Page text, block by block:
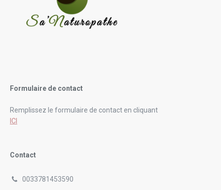
Formulaire de contact
Remplissez le formulaire de contact en cliquant
ICI
Contact
0033781453590